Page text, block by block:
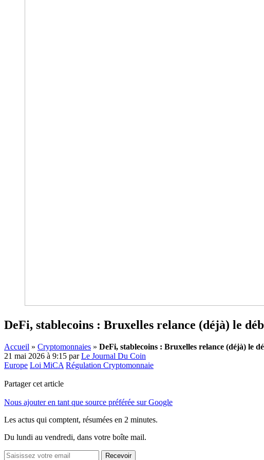
DeFi, stablecoins : Bruxelles relance (déjà) le
Accueil » Cryptomonnaies » DeFi, stablecoins : Bruxelles relance (déjà) le
21 mai 2026 à 9:15 parLe Journal Du Coin
Europe Loi MiCA Régulation Cryptomonnaie
Partager cet article
Nous ajouter en tant que source préférée sur Google
Les actus qui comptent, résumées en 2 minutes.
Du lundi au vendredi, dans votre boîte mail.
Recevoir